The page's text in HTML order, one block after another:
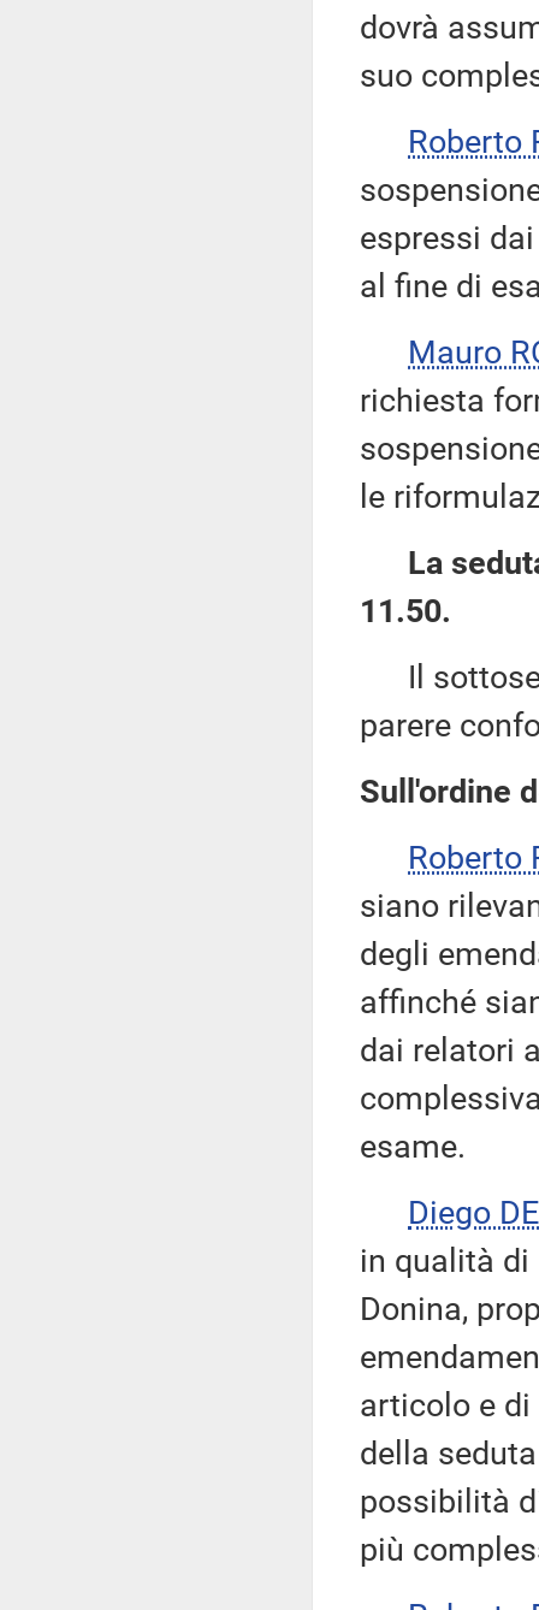
dovrà
suo
Roberto
espressi
al fine di
Mauro
richiesta
le
La
11.50.
Il
parere
Sull'ordine
Roberto
siano
degli
affinché
dai relatori
esame.
Diego
in qualità di
Donina,
articolo e di
della
possibilità
più